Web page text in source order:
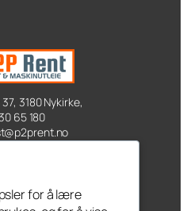
3180 Nykirke,
65 180
oss
for å lære